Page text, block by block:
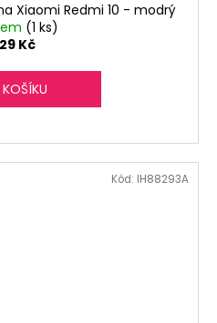
Xiaomi Redmi 10 - modrý
(1 ks)
Kč
Kód: IH88293A